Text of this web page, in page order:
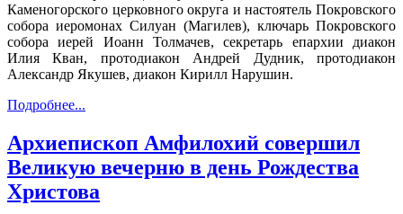
Каменогорского церковного округа и настоятель Покровского
собора иеромонах Силуан (Магилев), ключарь Покровского
собора иерей Иоанн Толмачев, секретарь епархии диакон
Илия Кван, протодиакон Андрей Дудник, протодиакон
Александр Якушев, диакон Кирилл Нарушин.
Подробнее...
Архиепископ Амфилохий совершил
Великую вечерню в день Рождества
Христова